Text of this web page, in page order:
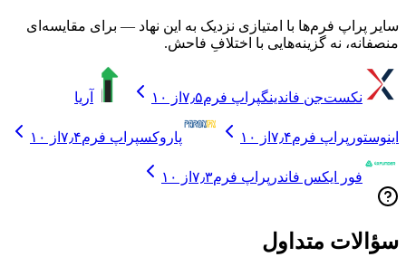
سایر پراپ فرم‌ها با امتیازی نزدیک به این نهاد — برای مقایسه‌ای
منصفانه، نه گزینه‌هایی با اختلافِ فاحش.
نکست‌جن فاندینگپراپ فرم۷٫۵ از ۱۰ آریا
اینوستور پراپ فرم۷٫۴ از ۱۰ پاروکسپراپ فرم۷٫۴ از ۱۰
فور ایکس فاندر پراپ فرم۷٫۳ از ۱۰
سؤالات متداول